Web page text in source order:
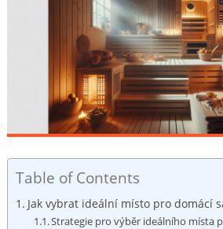
Table of Contents
Jak vybrat ideální ⁣místo pro domácí
Strategie​ pro výběr ideálního ‍místa